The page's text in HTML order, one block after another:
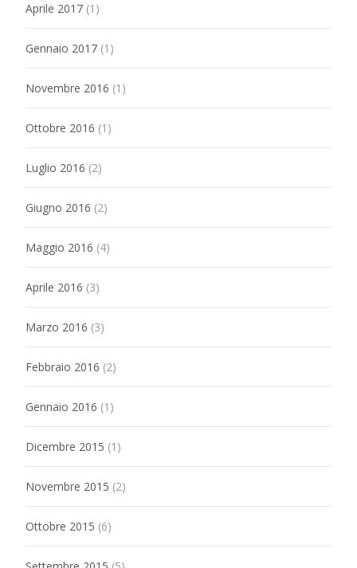
Aprile 2017 (1)
Gennaio 2017 (1)
Novembre 2016 (1)
Ottobre 2016 (1)
Luglio 2016 (2)
Giugno 2016 (2)
Maggio 2016 (4)
Aprile 2016 (3)
Marzo 2016 (3)
Febbraio 2016 (2)
Gennaio 2016 (1)
Dicembre 2015 (1)
Novembre 2015 (2)
Ottobre 2015 (6)